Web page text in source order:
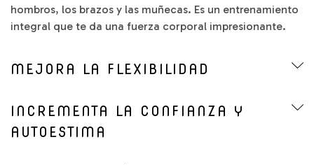
hombros, los brazos y las muñecas. Es un entrenamiento
integral que te da una fuerza corporal impresionante.
MEJORA LA FLEXIBILIDAD
INCREMENTA LA CONFIANZA Y
AUTOESTIMA